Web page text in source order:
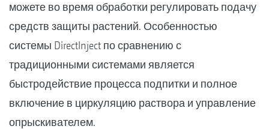
можете во время обработки регулировать подачу
средств защиты растений. Особенностью
системы DirectInject по сравнению с
традиционными системами является
быстродействие процесса подпитки и полное
включение в циркуляцию раствора и управление
опрыскивателем.